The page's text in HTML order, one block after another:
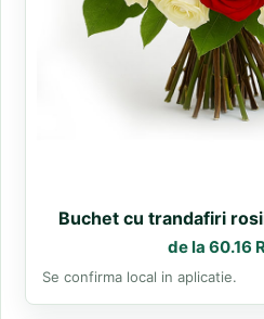
Buchet cu trandafiri
de la 60.16
Se confirma local in aplicatie.